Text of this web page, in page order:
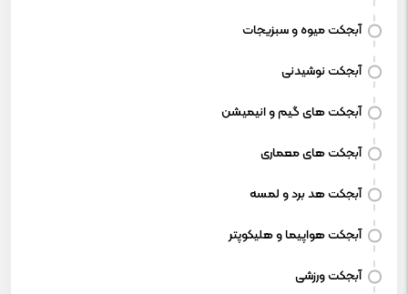
آبجکت میوه و سبزیجات
آبجکت نوشیدنی
آبجکت های گیم و انیمیشن
آبجکت های معماری
آبجکت هد برد و لمسه
آبجکت هواپیما و هلیکوپتر
آبجکت ورزشی